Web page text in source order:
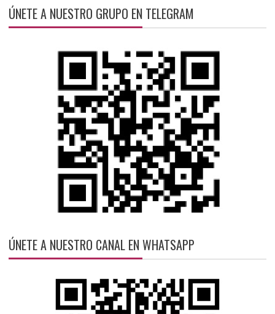
ÚNETE A NUESTRO GRUPO EN TELEGRAM
ÚNETE A NUESTRO CANAL EN WHATSAPP